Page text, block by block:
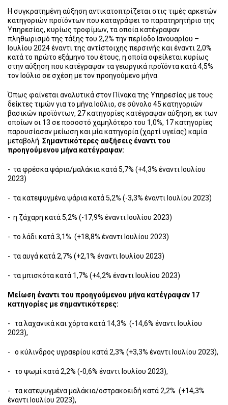
Η συγκρατημένη αύξηση αντικατοπτρίζεται στις τιμές αρκετών
κατηγοριών προϊόντων που καταγράφει το παρατηρητήριο της
Υπηρεσίας, κυρίως τροφίμων, τα οποία κατέγραψαν
πληθωρισμό της τάξης του 2,2% την περίοδο Ιανουαρίου –
Ιουλίου 2024 έναντι της αντίστοιχης περσινής και έναντι 2,0%
κατά το πρώτο εξάμηνο του έτους, η οποία οφείλεται κυρίως
στην αύξηση που κατέγραψαν τα γεωργικά προϊόντα κατά 4,5%
τον Ιούλιο σε σχέση με τον προηγούμενο μήνα.
Όπως φαίνεται αναλυτικά στον Πίνακα της Υπηρεσίας με τους
δείκτες τιμών για το μήνα Ιούλιο, σε σύνολο 45 κατηγοριών
βασικών προϊόντων, 27 κατηγορίες κατέγραψαν αύξηση, εκ των
οποίων οι 13 σε ποσοστό χαμηλότερο του 1,0%, 17 κατηγορίες
παρουσίασαν μείωση και μία κατηγορία (χαρτί υγείας) καμία
μεταβολή. Σημαντικότερες αυξήσεις έναντι του
προηγούμενου μήνα κατέγραψαν:
- τα φρέσκα ψάρια/μαλάκια κατά 5,7% (+4,3% έναντι Ιουλίου
2023)
- τα κατεψυγμένα ψάρια κατά 5,2% (-3,3% έναντι Ιουλίου 2023)
- η ζάχαρη κατά 5,2% (-17,9% έναντι Ιουλίου 2023)
- το λάδι κατά 3,1% (+18,8% έναντι Ιουλίου 2023)
- τα αυγά κατά 2,7% (+2,1% έναντι Ιουλίου 2023)
- τα μπισκότα κατά 1,7% (+4,2% έναντι Ιουλίου 2023)
Μείωση έναντι του προηγούμενου μήνα κατέγραψαν 17
κατηγορίες με σημαντικότερες:
- τα λαχανικά και χόρτα κατά 14,3% (-14,6% έναντι Ιουλίου
2023),
- ο κύλινδρος υγραερίου κατά 2,3% (+3,3% έναντι Ιουλίου 2023),
- το ψωμί κατά 2,2% (-0,6% έναντι Ιουλίου 2023),
- τα κατεψυγμένα μαλάκια/οστρακοειδή κατά 2,2% (+14,3%
έναντι Ιουλίου 2023),